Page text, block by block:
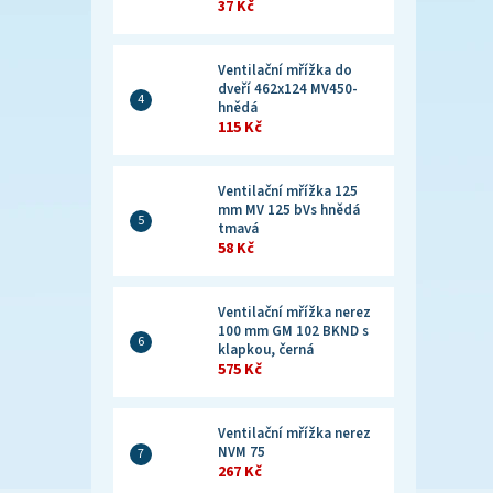
37 Kč
Ventilační mřížka do
dveří 462x124 MV450-
hnědá
115 Kč
Ventilační mřížka 125
mm MV 125 bVs hnědá
tmavá
58 Kč
Ventilační mřížka nerez
100 mm GM 102 BKND s
klapkou, černá
575 Kč
Ventilační mřížka nerez
NVM 75
267 Kč